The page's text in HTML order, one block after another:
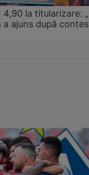
la titularizare:
a ajuns după